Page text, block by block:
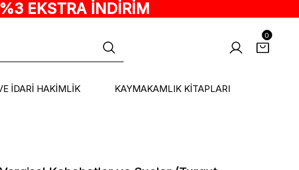
EKSTRA İNDİRİM
0
İDARİ HAKİMLİK KAYMAKAMLIK KİTAPLARI